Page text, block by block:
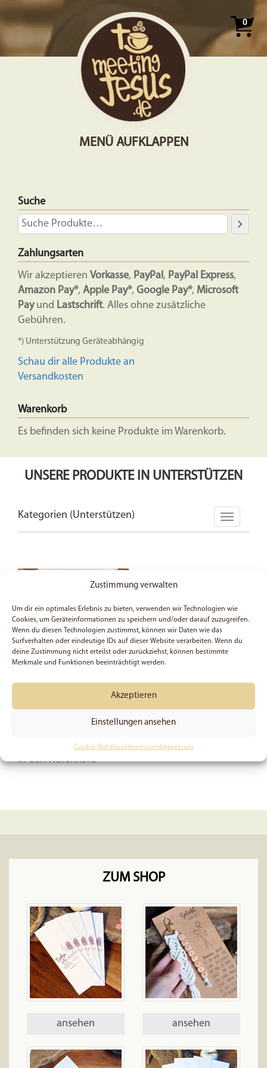
Zustimmung verwalten
Um dir ein optimales Erlebnis zu bieten, verwenden wir Technologien wie
Cookies, um Geräteinformationen zu speichern und/oder darauf zuzugreifen.
Wenn du diesen Technologien zustimmst, können wir Daten wie das
Surfverhalten oder eindeutige IDs auf dieser Website verarbeiten. Wenn du
deine Zustimmung nicht erteilst oder zurückziehst, können bestimmte
Merkmale und Funktionen beeinträchtigt werden.
Akzeptieren
Einstellungen ansehen
Cookie-RichtlinieImpressum Impressum
0
MENÜ AUFKLAPPEN
Suche
Zahlungsarten
Wir akzeptieren Vorkasse, PayPal, PayPal Express,
Amazon Pay*, Apple Pay*, Google Pay*, Microsoft
Payund Lastschrift. Alles ohne zusätzliche
Gebühren.
*) Unterstützung Geräteabhängig
Schau dir alle Produkte an
Versandkosten
Warenkorb
Es befinden sich keine Produkte im Warenkorb.
UNSERE PRODUKTE IN UNTERSTÜTZEN
Kategorien (Unterstützen)
Sticker
In den Warenkorb
ZUM SHOP
ansehen ansehen